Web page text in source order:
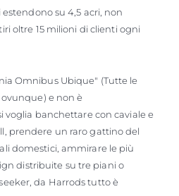
su 4,5 acri, non
oltre 15 milioni di clienti ogni
Omnibus Ubique" (Tutte le
e non è
voglia banchettare con caviale e
prendere un raro gattino del
domestici, ammirare le più
distribuite su tre piani o
da Harrods tutto è